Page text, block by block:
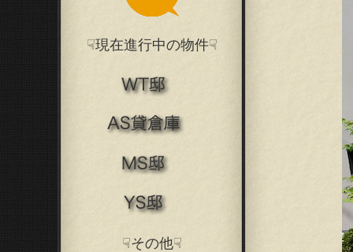
☟現在進行中の物件☟
☟その他☟